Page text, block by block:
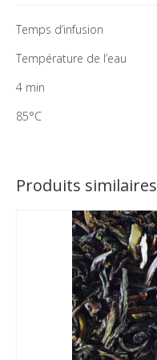
Temps d’infusion
Température de l’eau
4 min
85°C
Produits similaires